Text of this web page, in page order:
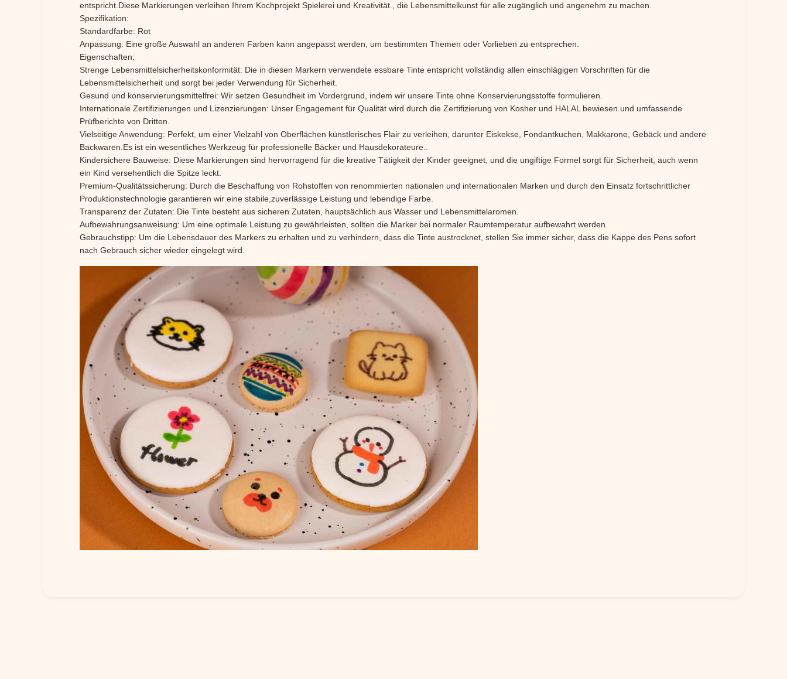
entspricht.Diese Markierungen verleihen Ihrem Kochprojekt Spielerei und Kreativität., die Lebensmittelkunst für alle zugänglich und angenehm zu machen.
Spezifikation:
Standardfarbe: Rot
Anpassung: Eine große Auswahl an anderen Farben kann angepasst werden, um bestimmten Themen oder Vorlieben zu entsprechen.
Eigenschaften:
Strenge Lebensmittelsicherheitskonformität: Die in diesen Markern verwendete essbare Tinte entspricht vollständig allen einschlägigen Vorschriften für die
Lebensmittelsicherheit und sorgt bei jeder Verwendung für Sicherheit.
Gesund und konservierungsmittelfrei: Wir setzen Gesundheit im Vordergrund, indem wir unsere Tinte ohne Konservierungsstoffe formulieren.
Internationale Zertifizierungen und Lizenzierungen: Unser Engagement für Qualität wird durch die Zertifizierung von Kosher und HALAL bewiesen.und umfassende
Prüfberichte von Dritten.
Vielseitige Anwendung: Perfekt, um einer Vielzahl von Oberflächen künstlerisches Flair zu verleihen, darunter Eiskekse, Fondantkuchen, Makkarone, Gebäck und andere
Backwaren.Es ist ein wesentliches Werkzeug für professionelle Bäcker und Hausdekorateure..
Kindersichere Bauweise: Diese Markierungen sind hervorragend für die kreative Tätigkeit der Kinder geeignet, und die ungiftige Formel sorgt für Sicherheit, auch wenn
ein Kind versehentlich die Spitze leckt.
Premium-Qualitätssicherung: Durch die Beschaffung von Rohstoffen von renommierten nationalen und internationalen Marken und durch den Einsatz fortschrittlicher
Produktionstechnologie garantieren wir eine stabile,zuverlässige Leistung und lebendige Farbe.
Transparenz der Zutaten: Die Tinte besteht aus sicheren Zutaten, hauptsächlich aus Wasser und Lebensmittelaromen.
Aufbewahrungsanweisung: Um eine optimale Leistung zu gewährleisten, sollten die Marker bei normaler Raumtemperatur aufbewahrt werden.
Gebrauchstipp: Um die Lebensdauer des Markers zu erhalten und zu verhindern, dass die Tinte austrocknet, stellen Sie immer sicher, dass die Kappe des Pens sofort
nach Gebrauch sicher wieder eingelegt wird.